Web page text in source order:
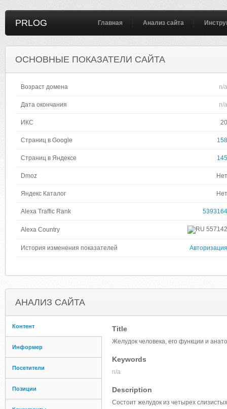
PRLOG Главная Анализ сайта
ОСНОВНЫЕ ПОКАЗАТЕЛИ САЙТА
Возраст домена n/a
Дата окончания n/a
ИКС 20
Страниц в Google 158
Страниц в Яндексе 145
Dmoz Нет
Яндекс Каталог Нет
Alexa Traffic Rank 5393164
Alexa Country 557142
История изменения показателей Авторизация
АНАЛИЗ САЙТА
Контент
Информер
Посетители
Позиции
Title
Желудок человека, его функции и
Keywords
n/a
Description
Состоит желудок из четырех